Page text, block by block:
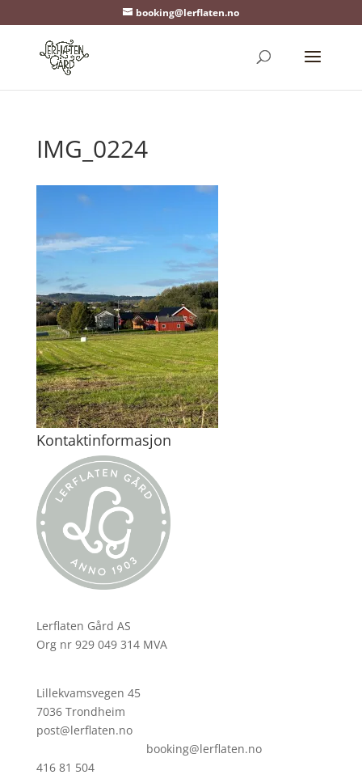
booking@lerflaten.no
IMG_0224
Kontaktinformasjon
Lerflaten Gård AS
Org nr 929 049 314 MVA
Lillekvamsvegen 45
7036 Trondheim
post@lerflaten.no
booking@lerflaten.no
416 81 504